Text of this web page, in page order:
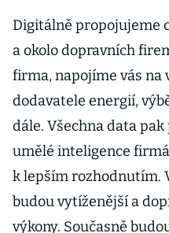
Digitálně propojujeme
a okolo dopravních
firma, napojíme vás na
dodavatele energií,
dále. Všechna data
umělé inteligence
k lepším rozhodnutím.
budou vytíženější a
výkony. Současně